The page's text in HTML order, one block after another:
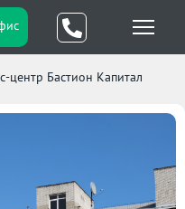
центр Бастион Капитал